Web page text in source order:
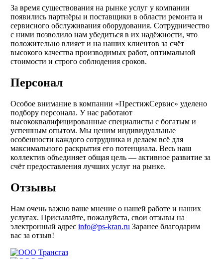
За время существования на рынке услуг у компании
появились партнёры и поставщики в области ремонта и
сервисного обслуживания оборудования. Сотрудничество
с ними позволило нам убедиться в их надёжности, что
положительно влияет и на наших клиентов за счёт
высокого качества производимых работ, оптимальной
стоимости и строго соблюдения сроков.
Персонал
Особое внимание в компании «ПрестижСервис» уделено
подбору персонала. У нас работают
высококвалифицированные специалисты с богатым и
успешным опытом. Мы ценим индивидуальные
особенности каждого сотрудника и делаем всё для
максимального раскрытия его потенциала. Весь наш
коллектив объединяет общая цель — активное развитие за
счёт предоставления лучших услуг на рынке.
Отзывы
Нам очень важно ваше мнение о нашей работе и наших
услугах. Присылайте, пожалуйста, свои отзывы на
электронный адрес info@ps-kran.ru Заранее благодарим
вас за отзыв!